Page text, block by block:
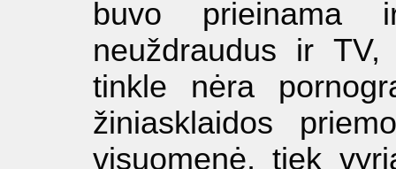
buvo prieinama
neuždraudus ir
tinkle nėra
žiniasklaidos
visuomenė, tiek